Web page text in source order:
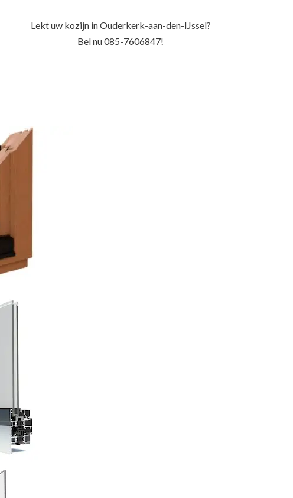
Lekt uw kozijn in Ouderkerk-aan-den-IJssel?
Bel nu 085-7606847!